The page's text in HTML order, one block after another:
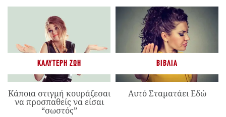
ΚΑΛΎΤΕΡΗ ΖΩΉ
Κάποια στιγμή κουράζεσαι
να προσπαθείς να είσαι
“σωστός”
ΒΙΒΛΊΑ
Αυτό Σταματάει Εδώ